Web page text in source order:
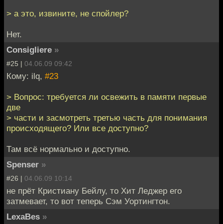
> а это, извините, не спойлер?
Нет.
Consigliere »
#25 | 04.06.09 09:42
Кому: ilq, #23
> Вопрос: требуется ли освежить в памяти первые
две
> части и засмотреть третью часть для понимания
происходящего? Или все доступно?
Там всё нормально и доступно.
Spenser »
#26 | 04.06.09 10:14
не прёт Кристиану Бейлу, то Хит Леджер его
затмевает, то вот теперь Сэм Уортингтон.
LexaBes »